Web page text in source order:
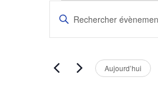
et
navigation
Saisir
mot-
clé.
par
Aujourd’hui